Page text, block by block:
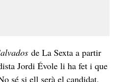
de La Sexta a partir
Jordi Évole li ha fet i que
sé si ell serà el candidat,